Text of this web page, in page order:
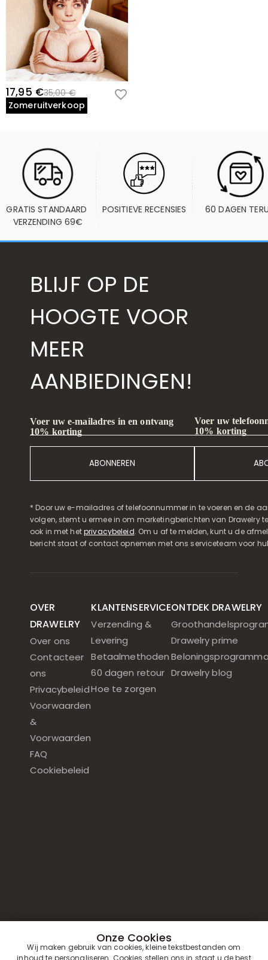
17,95 €35,00 €
Zomeruitverkoop
GRATIS STANDAARD
VERZENDING 69€
POSITIEVE RECENSIES 60 DAGEN
BLIJF OP DE
HOOGTE VOOR
MEER
AANBIEDINGEN!
Voer uw e-mailadres in en ontvang
10% korting
ABONNEREN
Voer uw
10% korting
* Door uw e-mailadres of telefoonnummer in te voeren en de
volgen, stemt u ermee in om marketingberichten van Drawelry
ook in met hetprivacybeleid. Om u af te melden, kunt u de
bericht staat of contact opnemen met ons serviceteam voor
OVER
DRAWELRY
Over ons
Contacteer
ons
Privacybeleid
Voorwaarden
&
Voorwaarden
FAQ
Cookiebeleid
KLANTENSERVICE
Verzending &
Levering
Betaalmethoden
60 dagen retour
Hoe te zorgen
ONTDEK DRAWELRY
Drawelry prime
Drawelry blog
Onze Cookies
Wij maken gebruik van cookies, kleine tekstbestanden om
inhoud te personaliseren. Cookies stellen ons in staat u de best